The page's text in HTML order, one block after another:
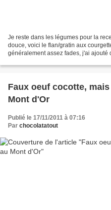
Je reste dans les légumes pour la
douce, voici le flan/gratin aux
généralement assez fades, j'ai
Faux oeuf cocotte,
Mont d'Or
Publié le 17/11/2011 à 07:16
Par chocolatatout